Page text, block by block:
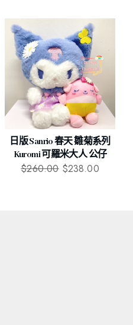
日版 Sanrio 春天 雛菊系列
Kuromi 可羅米大人 公仔
$260.00 $238.00